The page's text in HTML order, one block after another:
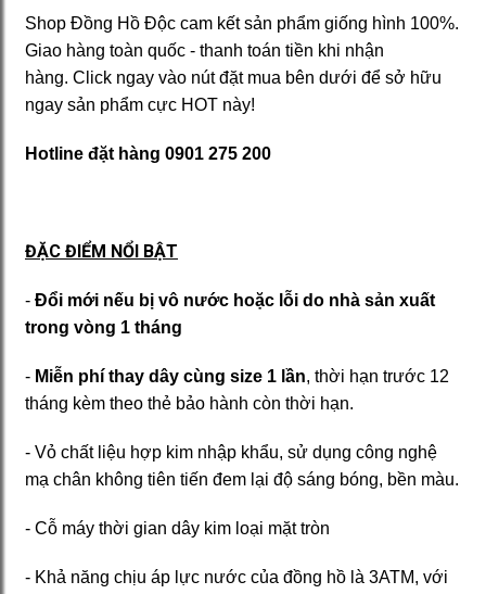
Shop Đồng Hồ Độc cam kết sản phẩm giống hình 100%.
Giao hàng toàn quốc - thanh toán tiền khi nhận
hàng. Click ngay vào nút đặt mua bên dưới để sở hữu
ngay sản phẩm cực HOT này!
Hotline đặt hàng 0901 275 200
ĐẶC ĐIỂM NỔI BẬT
- Đổi mới nếu bị vô nước hoặc lỗi do nhà sản xuất
trong vòng 1 tháng
- Miễn phí thay dây cùng size 1 lần, thời hạn trước 12
tháng kèm theo thẻ bảo hành còn thời hạn.
- Vỏ chất liệu hợp kim nhập khẩu, sử dụng công nghệ
mạ chân không tiên tiến đem lại độ sáng bóng, bền màu.
- Cỗ máy thời gian dây kim loại mặt tròn
- Khả năng chịu áp lực nước của đồng hồ là 3ATM, với